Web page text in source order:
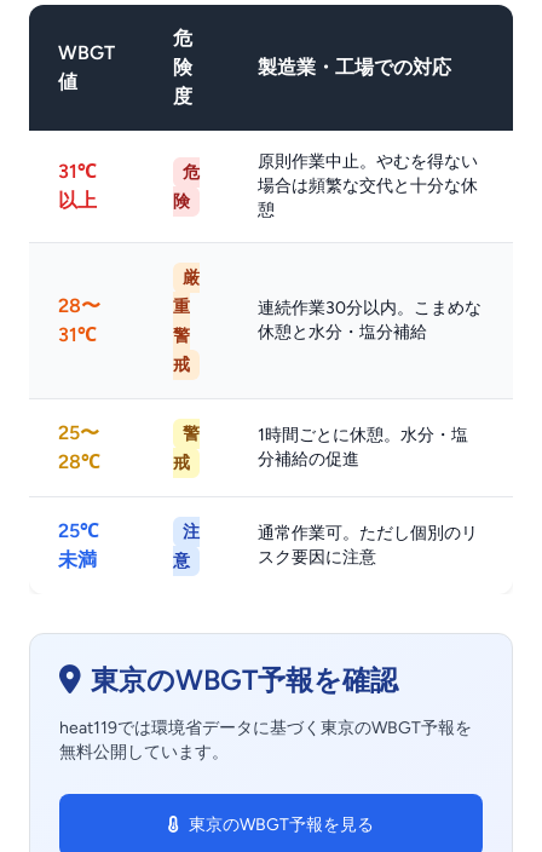
WBGT
値
危
険
度
製造業・工場での対応
31℃
以上
危
険
原則作業中止。やむを得ない
場合は頻繁な交代と十分な休
憩
28〜
31℃
厳
重
警
戒
連続作業30分以内。こまめな
休憩と水分・塩分補給
25〜
28℃
警
戒
1時間ごとに休憩。水分・塩
分補給の促進
25℃
未満
注
意
通常作業可。ただし個別のリ
スク要因に注意
東京のWBGT予報を確認
heat119では環境省データに基づく東京のWBGT予報を
無料公開しています。
東京のWBGT予報を見る